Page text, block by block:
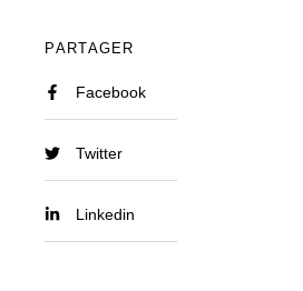
PARTAGER
Facebook
Twitter
Linkedin